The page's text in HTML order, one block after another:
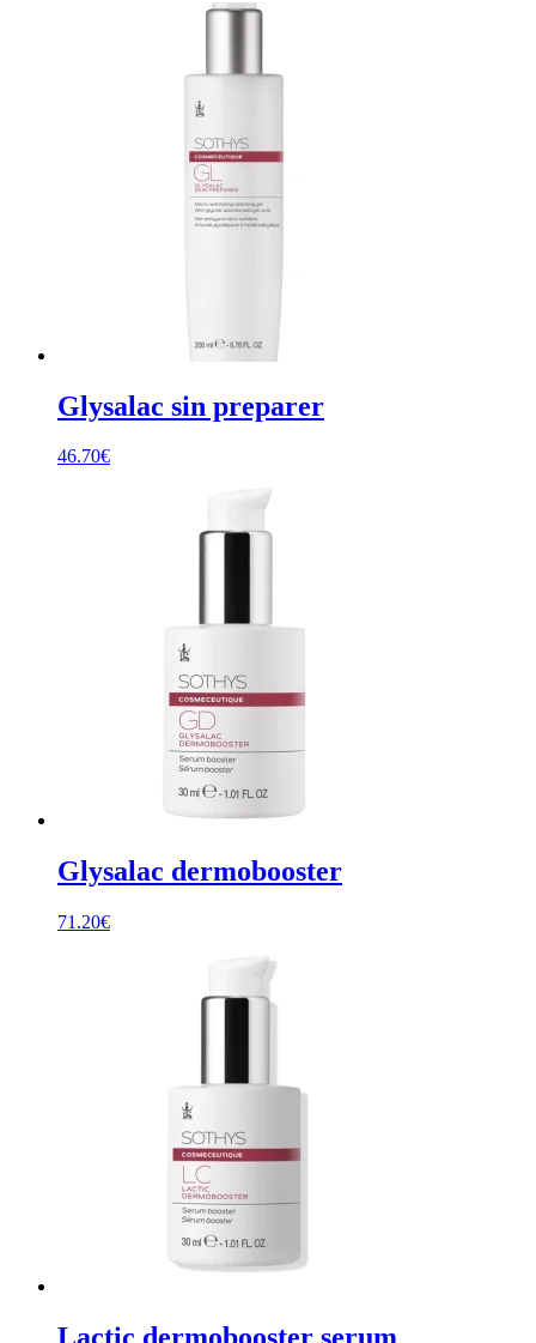
Glysalac sin preparer
46.70€
Glysalac dermobooster
71.20€